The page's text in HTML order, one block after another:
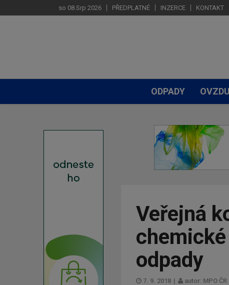
so 08.Srp 2026 PŘEDPLATNÉ INZERCE KONTAKT
ODPADY
Veřejná
odpady
7. 9. 2018 | autor: MPO ČR